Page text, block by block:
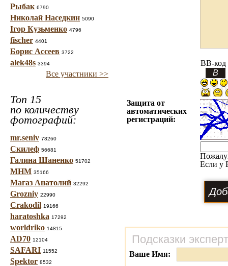
Рыбак 6790
Николай Наседкин 5090
Ігор Кузьменко 4796
fischer 4401
Борис Ассеев 3722
alek48s 3394
Все участники >>
Топ 15
по количеству
фотографий:
mr.seniv 78260
Скилеф 56681
Галина Шаненко 51702
МНМ 35166
Магаз Анатолий 32292
Grozniy 22990
Crakodil 19166
haratoshka 17292
worldriko 14815
AD70 12104
SAFARI 11552
Spektor 8532
BB-код
Защита от
автоматических
регистраций:
Если у
Подсказки
Ваше Имя: